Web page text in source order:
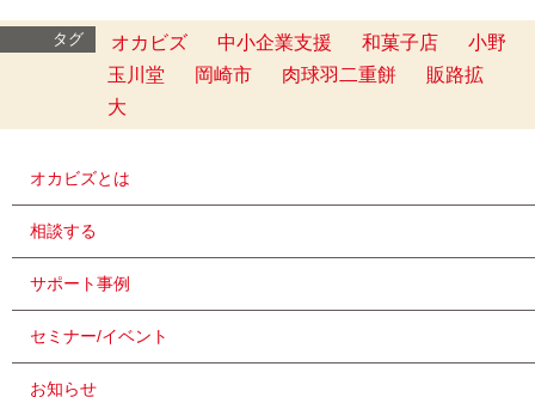
タグ オカビズ 中小企業支援 和菓子店
小野
玉川堂
岡崎市 肉球羽二重餅
販路拡
大
オカビズとは
相談する
サポート事例
セミナー/イベント
お知らせ